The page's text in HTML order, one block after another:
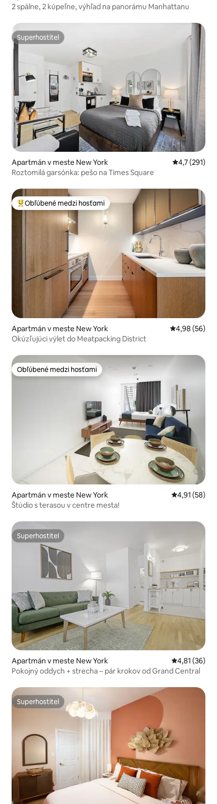
2 spálne, 2 kúpeľne, výhľad na panorámu Manhattanu
Superhostiteľ
Superhostiteľ
Apartmán v meste New York Priemerné
4,7 (291)
Roztomilá garsónka: pešo na Times Square
Najobľúbenejšie medzi hosťami
Obľúbené medzi hosťami
Apartmán v meste New York Priemerné
4,98 (56)
Okúzľujúci výlet do Meatpacking District
Obľúbené medzi hosťami
Obľúbené medzi hosťami
Apartmán v meste New York Priemerné
4,91 (58)
Štúdio s terasou v centre mesta!
Superhostiteľ
Superhostiteľ
Apartmán v meste New York Priemerné
4,81 (36)
Pokojný oddych + strecha – pár krokov od Grand Central
Superhostiteľ
Superhostiteľ